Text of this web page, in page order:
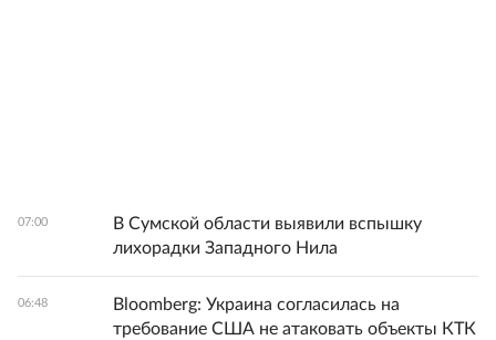
07:00
В Сумской области выявили вспышку
лихорадки Западного Нила
06:48
Bloomberg: Украина согласилась на
требование США не атаковать объекты КТК